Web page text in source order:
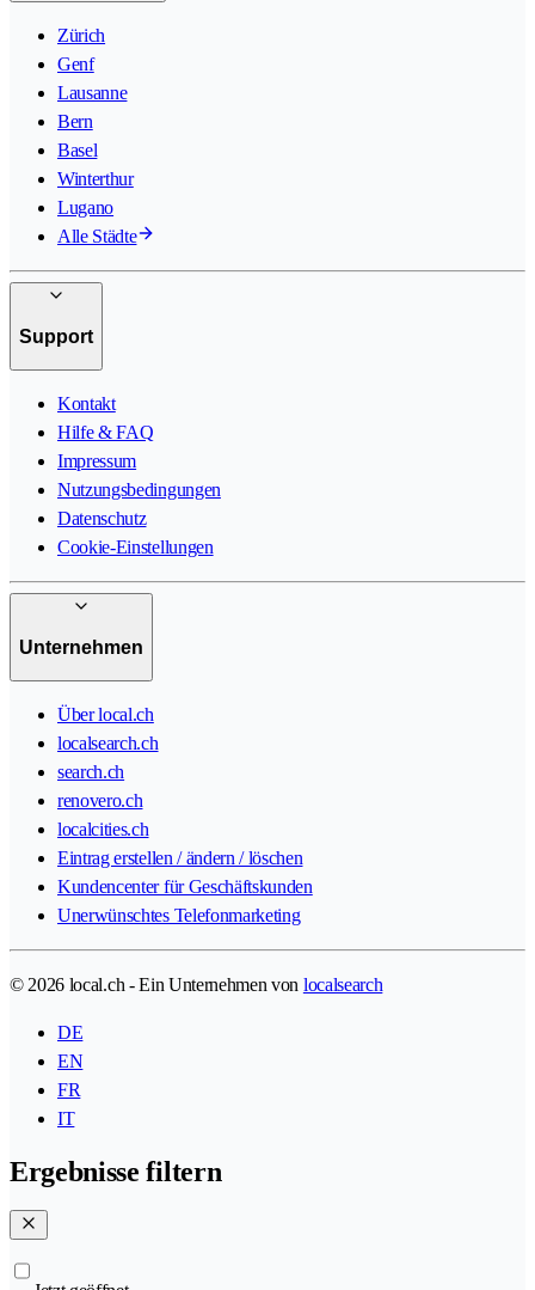
Zürich
Genf
Lausanne
Bern
Basel
Winterthur
Lugano
Alle Städte
Support
Kontakt
Hilfe & FAQ
Impressum
Nutzungsbedingungen
Datenschutz
Cookie-Einstellungen
Unternehmen
Über local.ch
localsearch.ch
search.ch
renovero.ch
localcities.ch
Eintrag erstellen / ändern / löschen
Kundencenter für Geschäftskunden
Unerwünschtes Telefonmarketing
© 2026 local.ch - Ein Unternehmen von localsearch
DE
EN
FR
IT
Ergebnisse filtern